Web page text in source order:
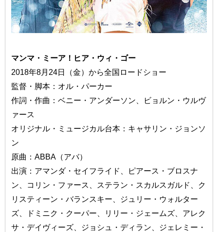
マンマ・ミーア！ヒア・ウィ・ゴー
2018年8月24日（金）から全国ロードショー
監督・脚本：オル・パーカー
作詞・作曲：ベニー・アンダーソン、ビョルン・ウルヴ
ァース
オリジナル・ミュージカル台本：キャサリン・ジョンソ
ン
原曲：ABBA（アバ）
出演：アマンダ・セイフライド、ピアース・ブロスナ
ン、コリン・ファース、ステラン・スカルスガルド、ク
リスティーン・バランスキー、ジュリー・ウォルター
ズ、ドミニク・クーパー、リリー・ジェームズ、アレク
サ・デイヴィーズ、ジョシュ・ディラン、ジェレミー・